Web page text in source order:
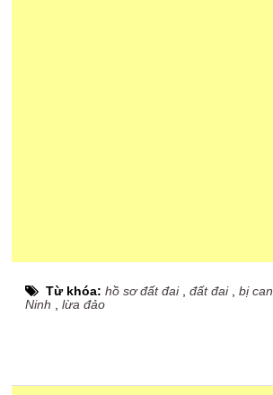
Từ khóa:hồ sơ đất đai,đất đai,bị can
Ninh ,lừa đảo